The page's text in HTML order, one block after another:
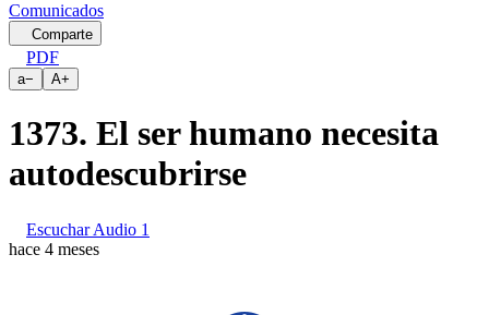
Comunicados
Comparte
PDF
a− A+
1373. El ser humano necesita
autodescubrirse
Escuchar Audio 1
hace 4 meses